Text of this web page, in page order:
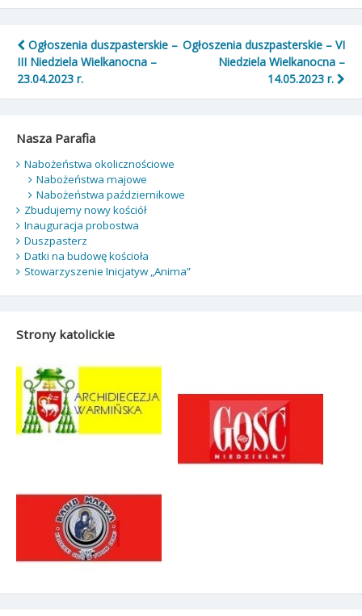
Nawigacja
wpisu
Ogłoszenia duszpasterskie –
III Niedziela Wielkanocna –
23.04.2023 r.
Ogłoszenia duszpasterskie – VI
Niedziela Wielkanocna –
14.05.2023 r.
Nasza Parafia
Nabożeństwa okolicznościowe
Nabożeństwa majowe
Nabożeństwa październikowe
Zbudujemy nowy kościół
Inauguracja probostwa
Duszpasterz
Datki na budowę kościoła
Stowarzyszenie Inicjatyw „Anima”
Strony katolickie